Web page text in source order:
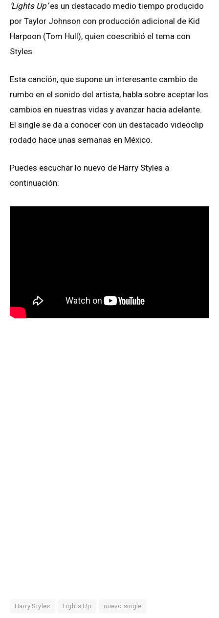
‘Lights Up’es un destacado medio tiempo producido
por Taylor Johnson con producción adicional de Kid
Harpoon (Tom Hull), quien coescribió el tema con
Styles.
Esta canción, que supone un interesante cambio de
rumbo en el sonido del artista, habla sobre aceptar los
cambios en nuestras vidas y avanzar hacia adelante.
El single se da a conocer con un destacado videoclip
rodado hace unas semanas en México.
Puedes escuchar lo nuevo de Harry Styles a
continuación:
Harry Styles Lights Up nuevo single